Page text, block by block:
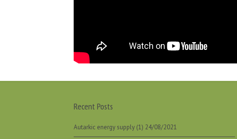
Recent Posts
Autarkic energy supply (1) 24/08/2021